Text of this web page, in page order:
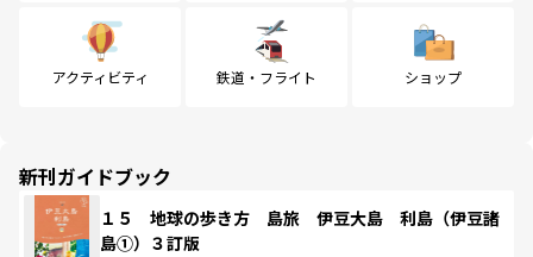
アクティビティ 鉄道・フライト ショップ
新刊ガイドブック
１５ 地球の歩き方 島旅 伊豆大島 利島（伊豆諸
島①）３訂版